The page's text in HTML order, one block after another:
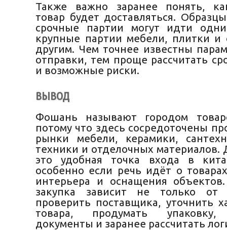
Также важно заранее понять,
товар будет доставляться.
срочные партии могут идти
крупные партии мебели, плитки и
другим. Чем точнее известны
отправки, тем проще рассчитать
и возможные риски.
ВЫВОД
Фошань называют городом
потому что здесь сосредоточены
рынки мебели, керамики,
техники и отделочных материалов.
это удобная точка входа в
особенно если речь идёт о
интерьера и оснащения
закупка зависит не только
проверить поставщика, уточнить
товара, продумать упаковку,
документы и заранее рассчитать